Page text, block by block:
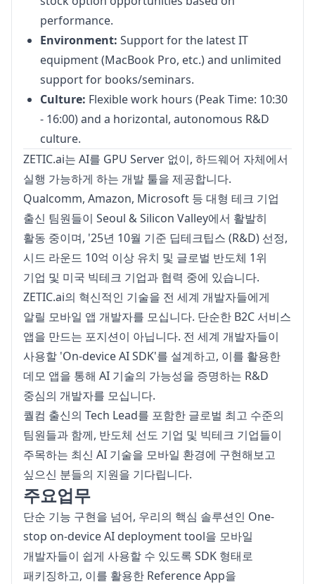
performance.
Environment: Support for the latest IT
equipment (MacBook Pro, etc.) and unlimited
support for books/seminars.
Culture: Flexible work hours (Peak Time: 10:30
- 16:00) and a horizontal, autonomous R&D
culture.
ZETIC.ai는 AI를 GPU Server 없이, 하드웨어 자체에서
실행 가능하게 하는 개발 툴을 제공합니다.
Qualcomm, Amazon, Microsoft 등 대형 테크 기업
출신 팀원들이 Seoul & Silicon Valley에서 활발히
활동 중이며, '25년 10월 기준 딥테크팁스 (R&D) 선정,
시드 라운드 10억 이상 유치 및 글로벌 반도체 1위
기업 및 미국 빅테크 기업과 협력 중에 있습니다.
ZETIC.ai의 혁신적인 기술을 전 세계 개발자들에게
알릴 모바일 앱 개발자를 모십니다. 단순한 B2C 서비스
앱을 만드는 포지션이 아닙니다. 전 세계 개발자들이
사용할 'On-device AI SDK'를 설계하고, 이를 활용한
데모 앱을 통해 AI 기술의 가능성을 증명하는 R&D
중심의 개발자를 모십니다.
퀄컴 출신의 Tech Lead를 포함한 글로벌 최고 수준의
팀원들과 함께, 반도체 선도 기업 및 빅테크 기업들이
주목하는 최신 AI 기술을 모바일 환경에 구현해보고
싶으신 분들의 지원을 기다립니다.
주요업무
단순 기능 구현을 넘어, 우리의 핵심 솔루션인 One-
stop on-device AI deployment tool을 모바일
개발자들이 쉽게 사용할 수 있도록 SDK 형태로
패키징하고, 이를 활용한 Reference App을